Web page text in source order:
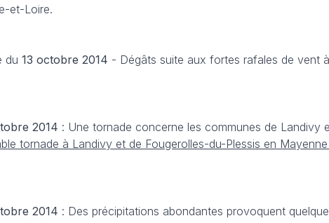
et-Loire.
du 13 octobre 2014 - Dégâts suite aux fortes rafales de vent
2014 : Une tornade concerne les communes de Landivy
tornade à Landivy et de Fougerolles-du-Plessis en
2014 : Des précipitations abondantes provoquent